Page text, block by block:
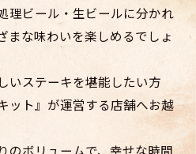
理ビール・生ビールに分かれ
まな味わいを楽しめるでしょ
いステーキを堪能したい方
ット』が運営する店舗へお越